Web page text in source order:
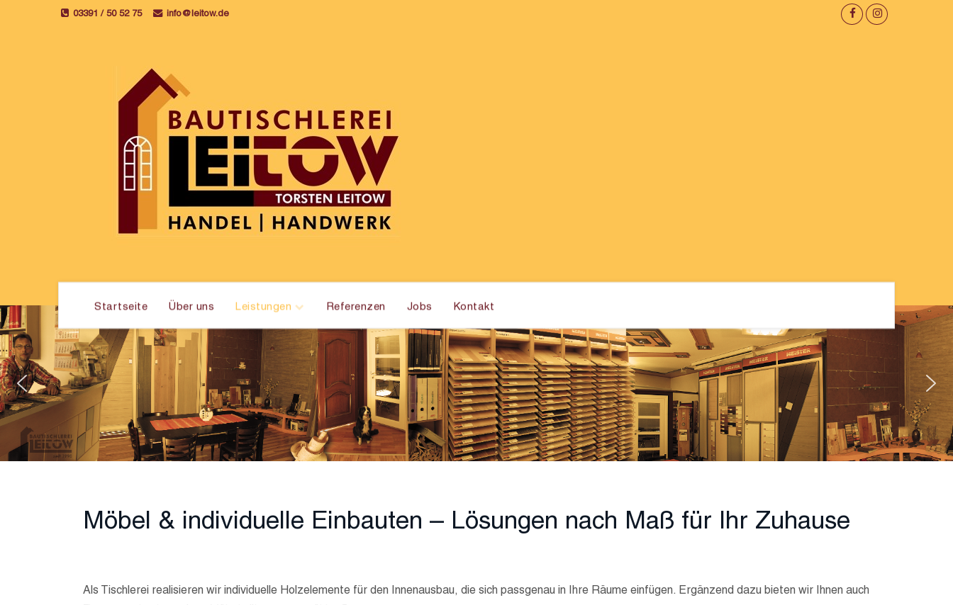
03391 / 50 52 75 info@leitow.de
Startseite Über uns Leistungen Referenzen Jobs Kontakt
Möbel & individuelle Einbauten – Lösungen nach Maß für Ihr Zuhause
Als Tischlerei realisieren wir individuelle Holzelemente für den Innenausbau, die sich passgenau in Ihre Räume einfügen. Ergänzend dazu bieten wir Ihnen auch